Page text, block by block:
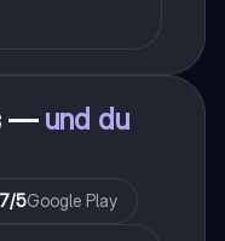
— und du
/5Google Play